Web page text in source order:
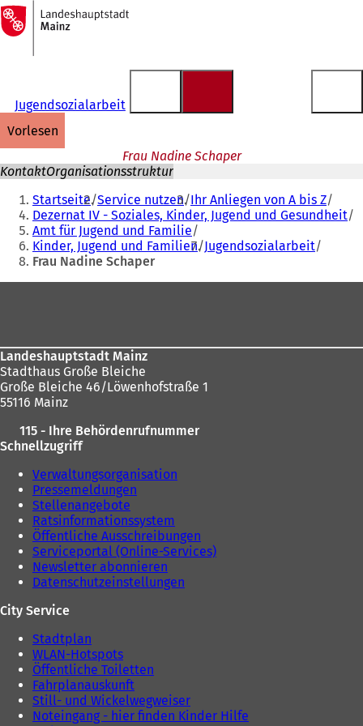
Inhalt anspringen
Zur
Startseite
Jugendsozialarbeit
vorlesen
Frau Nadine Schaper
KontaktOrganisationsstruktur
Sie
befinden
sich
hier:
Startseite Service nutzen Ihr Anliegen von A bis Z
Dezernat IV - Soziales, Kinder, Jugend und Gesundheit
Amt für Jugend und Familie
Kinder, Jugend und Familien Jugendsozialarbeit
Frau Nadine Schaper
Landeshauptstadt Mainz
Stadthaus Große Bleiche
Große Bleiche 46/Löwenhofstraße 1
55116 Mainz
115 - Ihre Behördenrufnummer
Schnellzugriff
Verwaltungsorganisation
Pressemeldungen
Stellenangebote
Ratsinformationssystem
Öffentliche Ausschreibungen
Serviceportal (Online-Services)
Newsletter abonnieren
Datenschutzeinstellungen
City Service
Stadtplan
WLAN-Hotspots
Öffentliche Toiletten
Fahrplanauskunft
Still- und Wickelwegweiser
Noteingang - hier finden Kinder Hilfe